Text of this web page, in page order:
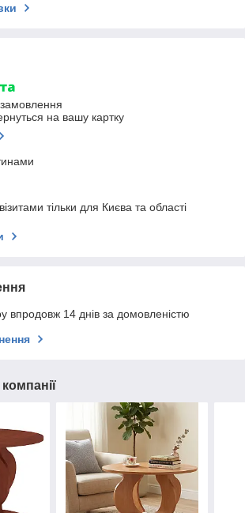
на вашу картку
тільки для Києва та області
впродовж 14 днів за домовленістю